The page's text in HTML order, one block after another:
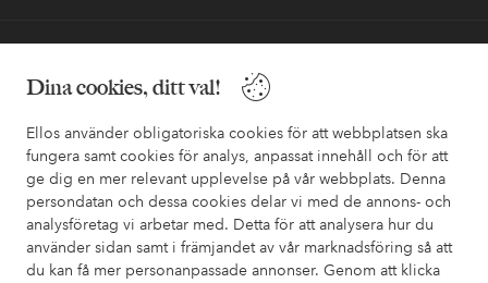
Dina cookies, ditt val!
Ellos använder obligatoriska cookies för att webbplatsen ska
fungera samt cookies för analys, anpassat innehåll och för att
ge dig en mer relevant upplevelse på vår webbplats. Denna
persondatan och dessa cookies delar vi med de annons- och
analysföretag vi arbetar med. Detta för att analysera hur du
använder sidan samt i främjandet av vår marknadsföring så att
du kan få mer personanpassade annonser. Genom att klicka
Vänner
Säkra betalningar - Betala direkt eller dela upp
Vill du veta mer om våra betalalternativ?
elpy elpy